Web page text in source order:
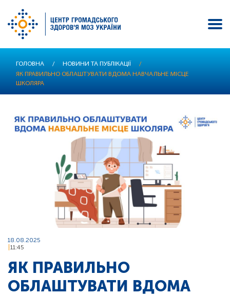
ГОЛОВНА / НОВИНИ ТА ПУБЛІКАЦІЇ
/
ЯК ПРАВИЛЬНО ОБЛАШТУВАТИ ВДОМА НАВЧАЛЬНЕ МІСЦЕ
ШКОЛЯРА
18.08.2025
11:45
ЯК ПРАВИЛЬНО
ОБЛАШТУВАТИ ВДОМА